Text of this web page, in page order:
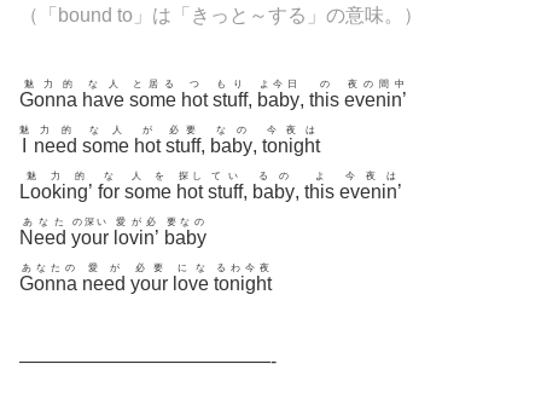
（「bound to」は「きっと～する」の意味。）
Gonna
魅力的
have
な人
some
と居る
hot
つ
stuff
もり
, baby
よ今日
, this
の
evenin’
夜の間中
魅
need
力的
some
な人
hot
が
stuff
必要
, baby
なの
, tonight
今夜は
Looking’
魅力的
for
な
some
人を
hot
探し
stuff
てい
, baby
るの
, this
よ
evenin’
今夜は
Need
あなた
your
の深い
lovin’
愛が必
baby
要なの
Gonna
あなたの
need
愛が
your
必要
love
にな
tonight
るわ今夜
—————————————-